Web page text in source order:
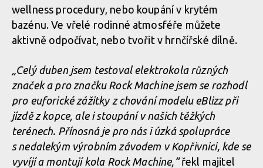
wellness procedury, nebo koupání v krytém
bazénu. Ve vřelé rodinné atmosféře můžete
aktivně odpočívat, nebo tvořit v hrnčířské dílně.
„Celý duben jsem testoval elektrokola různých
značek a pro značku Rock Machine jsem se rozhodl
pro euforické zážitky z chování modelu eBlizz při
jízdě z kopce, ale i stoupání v našich těžkých
terénech. Přínosná je pro nás i úzká spolupráce
s nedalekým výrobním závodem v Kopřivnici, kde se
vyvíjí a montují kola Rock Machine,“řekl majitel